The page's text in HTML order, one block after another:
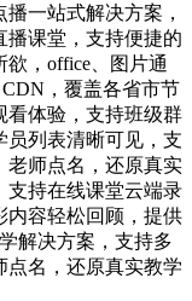
一站式解决方案，
播课堂，支持便捷的
，office、图片通
，覆盖各省市节
看体验，支持班级群
员列表清晰可见，支
老师点名，还原真实
支持在线课堂云端录
内容轻松回顾，提供
解决方案，支持多
点名，还原真实教学